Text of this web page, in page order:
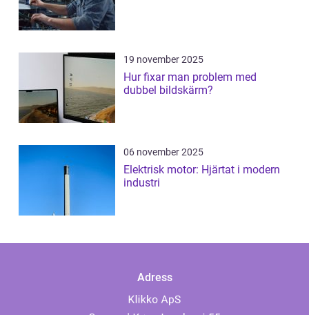
19 november 2025
Hur fixar man problem med
dubbel bildskärm?
06 november 2025
Elektrisk motor: Hjärtat i modern
industri
Adress